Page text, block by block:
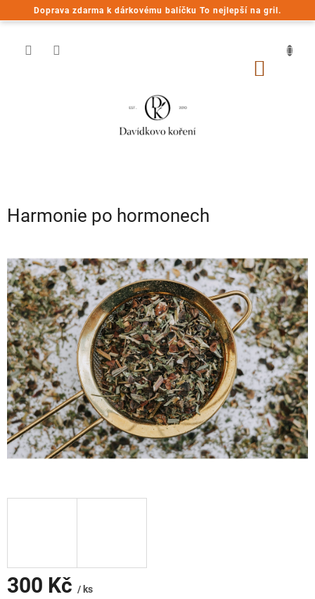
Doprava zdarma k dárkovému balíčku To nejlepší na gril.
na
Harmonie po hormonech
300 Kč / ks